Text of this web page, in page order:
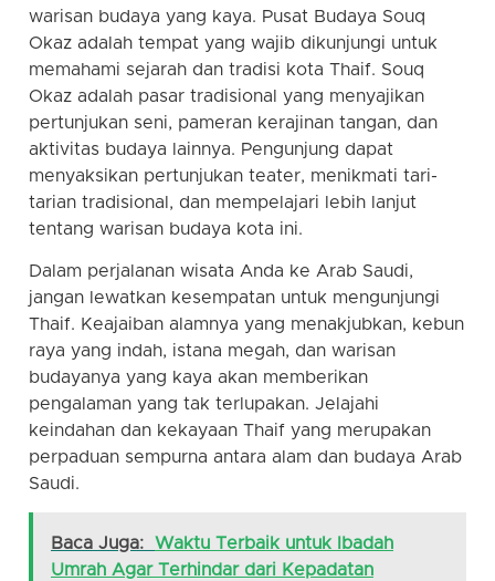
warisan budaya yang kaya. Pusat Budaya Souq
Okaz adalah tempat yang wajib dikunjungi untuk
memahami sejarah dan tradisi kota Thaif. Souq
Okaz adalah pasar tradisional yang menyajikan
pertunjukan seni, pameran kerajinan tangan, dan
aktivitas budaya lainnya. Pengunjung dapat
menyaksikan pertunjukan teater, menikmati tari-
tarian tradisional, dan mempelajari lebih lanjut
tentang warisan budaya kota ini.
Dalam perjalanan wisata Anda ke Arab Saudi,
jangan lewatkan kesempatan untuk mengunjungi
Thaif. Keajaiban alamnya yang menakjubkan, kebun
raya yang indah, istana megah, dan warisan
budayanya yang kaya akan memberikan
pengalaman yang tak terlupakan. Jelajahi
keindahan dan kekayaan Thaif yang merupakan
perpaduan sempurna antara alam dan budaya Arab
Saudi.
Baca Juga:
Waktu Terbaik untuk Ibadah
Umrah Agar Terhindar dari Kepadatan